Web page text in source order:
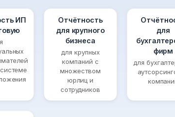
ИП
Отчётность
для крупного
бизнеса
для крупных
компаний с
множеством
юрлиц и
сотрудников
для
фирм
для